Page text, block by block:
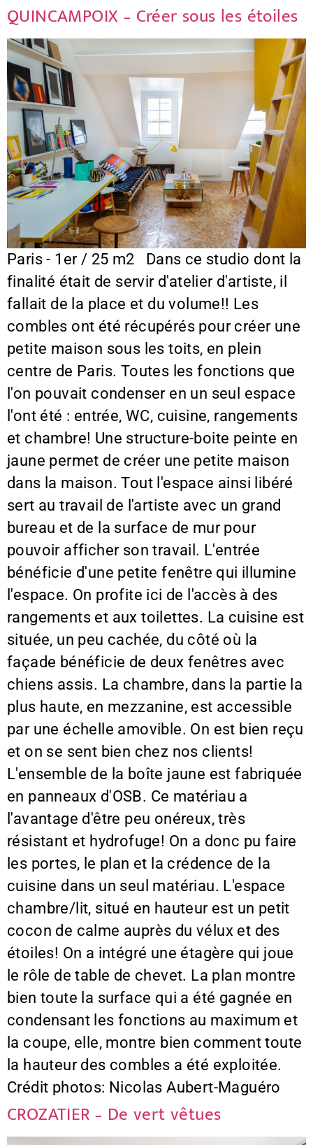
QUINCAMPOIX – Créer sous les étoiles
Paris - 1er / 25 m2 Dans ce studio dont la
finalité était de servir d'atelier d'artiste, il
fallait de la place et du volume!! Les
combles ont été récupérés pour créer une
petite maison sous les toits, en plein
centre de Paris. Toutes les fonctions que
l'on pouvait condenser en un seul espace
l'ont été : entrée, WC, cuisine, rangements
et chambre! Une structure-boite peinte en
jaune permet de créer une petite maison
dans la maison. Tout l'espace ainsi libéré
sert au travail de l'artiste avec un grand
bureau et de la surface de mur pour
pouvoir afficher son travail. L'entrée
bénéficie d'une petite fenêtre qui illumine
l'espace. On profite ici de l'accès à des
rangements et aux toilettes. La cuisine est
située, un peu cachée, du côté où la
façade bénéficie de deux fenêtres avec
chiens assis. La chambre, dans la partie la
plus haute, en mezzanine, est accessible
par une échelle amovible. On est bien reçu
et on se sent bien chez nos clients!
L'ensemble de la boîte jaune est fabriquée
en panneaux d'OSB. Ce matériau a
l'avantage d'être peu onéreux, très
résistant et hydrofuge! On a donc pu faire
les portes, le plan et la crédence de la
cuisine dans un seul matériau. L'espace
chambre/lit, situé en hauteur est un petit
cocon de calme auprès du vélux et des
étoiles! On a intégré une étagère qui joue
le rôle de table de chevet. La plan montre
bien toute la surface qui a été gagnée en
condensant les fonctions au maximum et
la coupe, elle, montre bien comment toute
la hauteur des combles a été exploitée.
Crédit photos: Nicolas Aubert-Maguéro
CROZATIER – De vert vêtues